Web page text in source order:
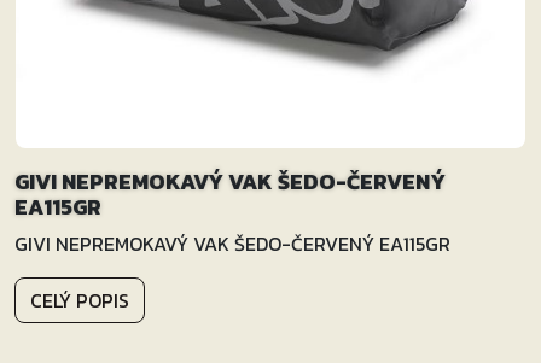
GIVI NEPREMOKAVÝ VAK ŠEDO-ČERVENÝ
EA115GR
GIVI NEPREMOKAVÝ VAK ŠEDO-ČERVENÝ EA115GR
CELÝ POPIS